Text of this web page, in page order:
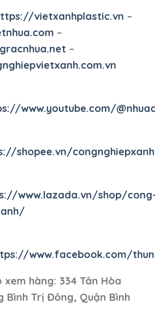
vietxanhplastic.vn –
–
–
www.youtube.com/
shopee.vn/
www.lazada.vn/shop/
www.facebook.com/
xem hàng: 334 Tân Hòa
Bình Trị Đông, Quận Bình